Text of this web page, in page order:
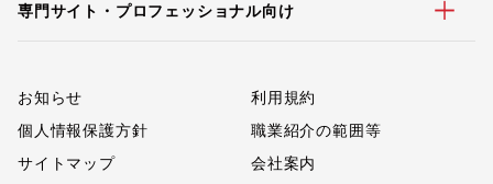
専門サイト・プロフェッショナル向け
お知らせ
利用規約
個人情報保護方針
職業紹介の範囲等
サイトマップ
会社案内